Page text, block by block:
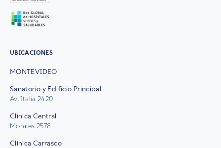
UBICACIONES
MONTEVIDEO
Sanatorio y Edificio Principal
Av. Italia 2420
Clínica Central
Morales 2578
Clínica Carrasco